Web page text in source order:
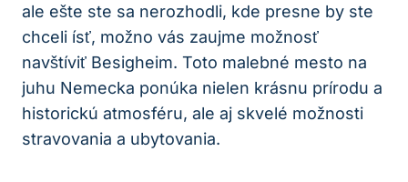
ale ešte ste sa nerozhodli, kde presne by ste
chceli ísť, možno vás zaujme možnosť
navštíviť Besigheim. Toto malebné mesto na
juhu Nemecka ponúka nielen krásnu prírodu a
historickú atmosféru, ale aj skvelé možnosti
stravovania a ubytovania.